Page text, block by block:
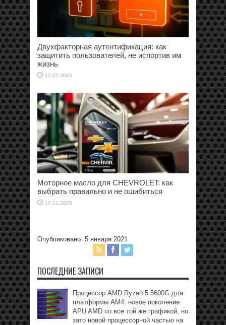
Двухфакторная аутентификация: как
защитить пользователей, не испортив им
жизнь
15.02.2026
Моторное масло для CHEVROLET: как
выбрать правильно и не ошибиться
10.11.2025
Опубликовано: 5 января 2021
ПОСЛЕДНИЕ ЗАПИСИ
Процессор AMD Ryzen 5 5600G для
платформы АМ4: новое поколение
APU AMD со все той же графикой, но
зато новой процессорной частью на